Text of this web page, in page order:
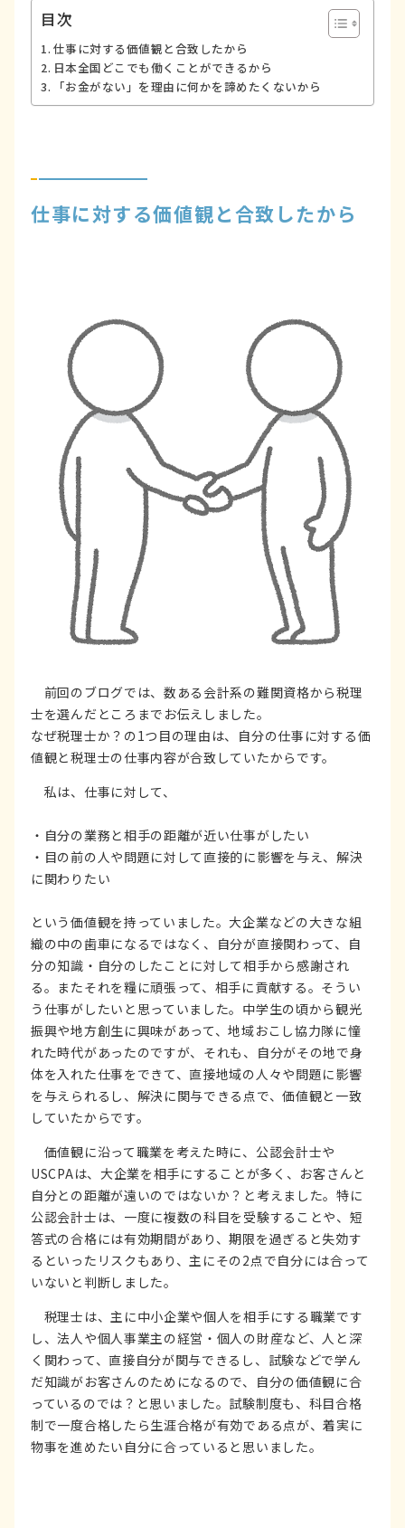
目次
仕事に対する価値観と合致したから
日本全国どこでも働くことができるから
「お金がない」を理由に何かを諦めたくないから
仕事に対する価値観と合致したから
前回のブログでは、数ある会計系の難関資格から税理
士を選んだところまでお伝えしました。
なぜ税理士か？の1つ目の理由は、自分の仕事に対する価
値観と税理士の仕事内容が合致していたからです。
私は、仕事に対して、
・自分の業務と相手の距離が近い仕事がしたい
・目の前の人や問題に対して直接的に影響を与え、解決
に関わりたい
という価値観を持っていました。大企業などの大きな組
織の中の歯車になるではなく、自分が直接関わって、自
分の知識・自分のしたことに対して相手から感謝され
る。またそれを糧に頑張って、相手に貢献する。そうい
う仕事がしたいと思っていました。中学生の頃から観光
振興や地方創生に興味があって、地域おこし協力隊に憧
れた時代があったのですが、それも、自分がその地で身
体を入れた仕事をできて、直接地域の人々や問題に影響
を与えられるし、解決に関与できる点で、価値観と一致
していたからです。
価値観に沿って職業を考えた時に、公認会計士や
USCPAは、大企業を相手にすることが多く、お客さんと
自分との距離が遠いのではないか？と考えました。特に
公認会計士は、一度に複数の科目を受験することや、短
答式の合格には有効期間があり、期限を過ぎると失効す
るといったリスクもあり、主にその2点で自分には合って
いないと判断しました。
税理士は、主に中小企業や個人を相手にする職業です
し、法人や個人事業主の経営・個人の財産など、人と深
く関わって、直接自分が関与できるし、試験などで学ん
だ知識がお客さんのためになるので、自分の価値観に合
っているのでは？と思いました。試験制度も、科目合格
制で一度合格したら生涯合格が有効である点が、着実に
物事を進めたい自分に合っていると思いました。